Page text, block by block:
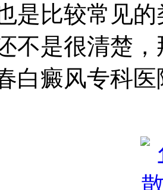
是比较常见
不是很清楚
白癜风专科